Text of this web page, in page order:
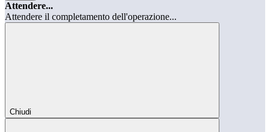
Attendere...
Attendere il completamento dell'operazione...
Chiudi